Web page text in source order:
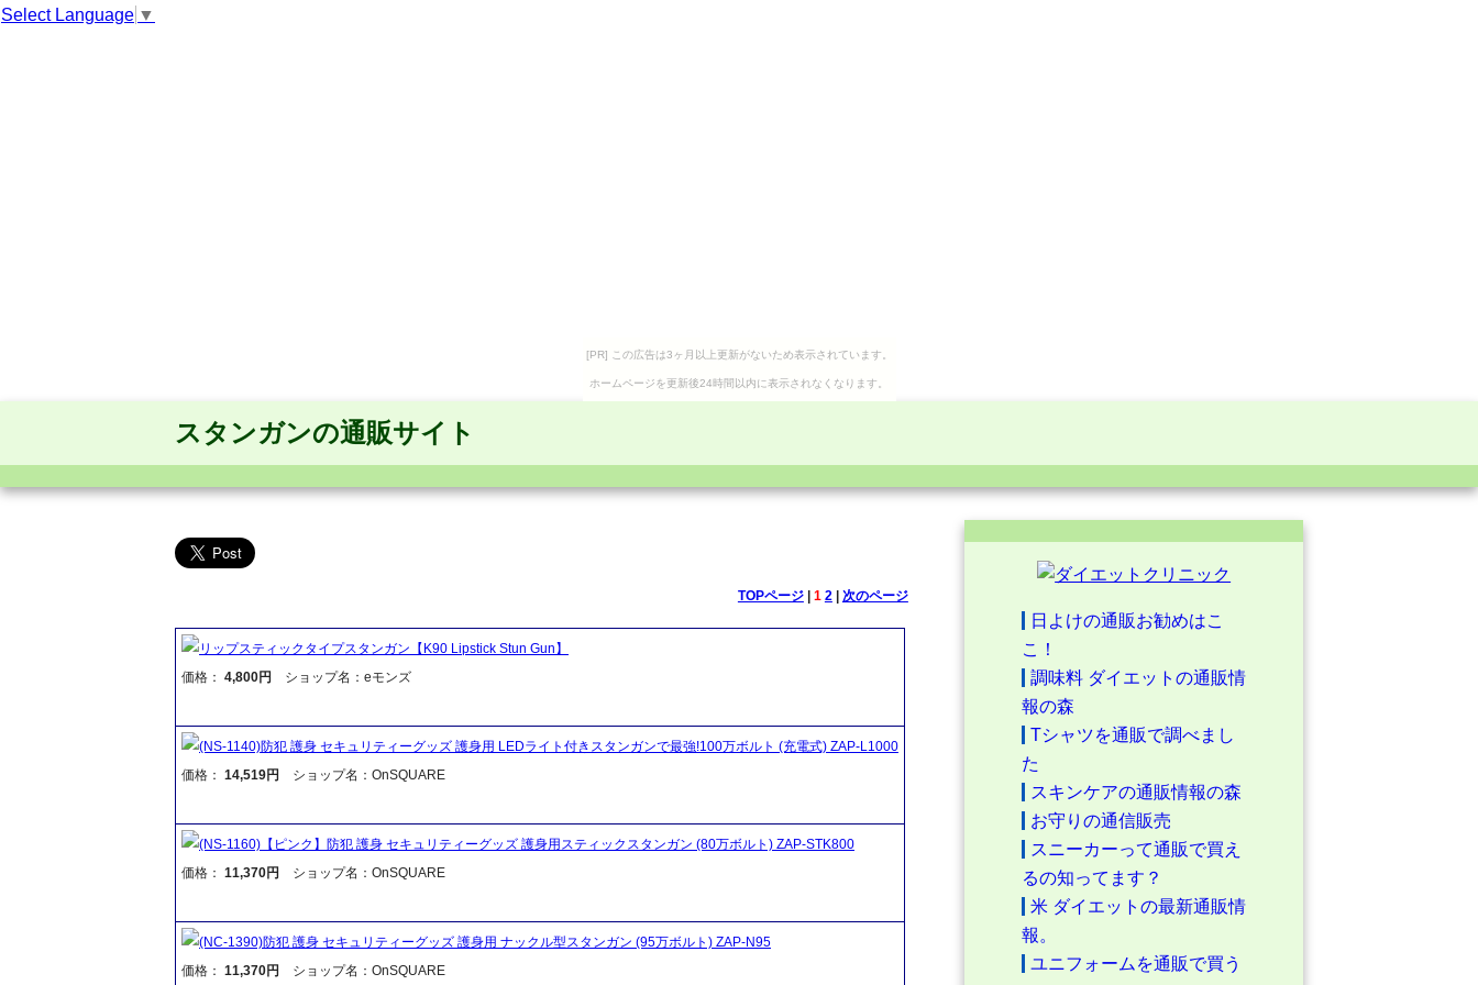
Select Language ▼
[PR] この広告は3ヶ月以上更新がないため表示されています。
ホームページを更新後24時間以内に表示されなくなります。
スタンガンの通販サイト
TOPページ| 1 2| 次のページ
リップスティックタイプスタンガン【K90 Lipstick Stun Gun】
価格： 4,800円 ショップ名：eモンズ
(NS-1140)防犯 護身 セキュリティーグッズ 護身用 LEDライト付きスタンガンで最強!100万ボルト (充電式) ZAP-L1000
価格： 14,519円 ショップ名：OnSQUARE
(NS-1160)【ピンク】防犯 護身 セキュリティーグッズ 護身用スティックスタンガン (80万ボルト) ZAP-STK800
価格： 11,370円 ショップ名：OnSQUARE
(NC-1390)防犯 護身 セキュリティーグッズ 護身用 ナックル型スタンガン (95万ボルト) ZAP-N95
価格： 11,370円 ショップ名：OnSQUARE
日よけの通販お勧めはこ
こ！
調味料 ダイエットの通販情
報の森
Tシャツを通販で調べまし
た
スキンケアの通販情報の森
お守りの通信販売
スニーカーって通販で買え
るの知ってます？
米 ダイエットの最新通販情
報。
ユニフォームを通販で買う